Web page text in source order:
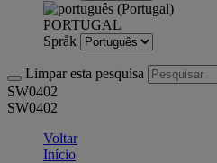
PORTUGAL
Språk
Limpar esta pesquisa
SW0402
SW0402
Voltar
Início